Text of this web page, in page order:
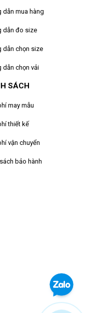
dẫn mua hàng
dẫn đo size
dẫn chọn size
dẫn chọn vải
SÁCH
may mẫu
thiết kế
vận chuyển
bảo hành